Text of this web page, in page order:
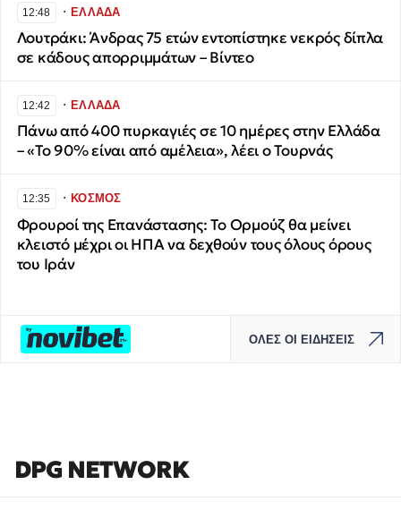
12:48 ∙ΕΛΛΑΔΑ
Λουτράκι: Άνδρας 75 ετών εντοπίστηκε νεκρός δίπλα
σε κάδους απορριμμάτων – Βίντεο
12:42 ∙ΕΛΛΑΔΑ
Πάνω από 400 πυρκαγιές σε 10 ημέρες στην Ελλάδα
– «Το 90% είναι από αμέλεια», λέει ο Τουρνάς
12:35 ∙ΚΟΣΜΟΣ
Φρουροί της Επανάστασης: Το Ορμούζ θα μείνει
κλειστό μέχρι οι ΗΠΑ να δεχθούν τους όλους όρους
του Ιράν
ΟΛΕΣ ΟΙ ΕΙΔΗΣΕΙΣ
DPG NETWORK